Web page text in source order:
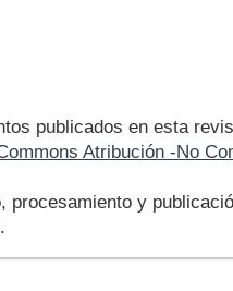
publicados en esta
Atribución -No
procesamiento y